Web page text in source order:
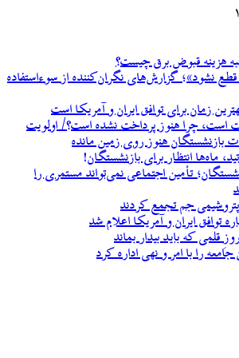
هزینه قبوض برق چیست؟
نشود»؛ گزارش‌های نگران‌کننده از سوءاستفاده
زمان برای توافق ایران و آمریکا است
است، چرا هنوز پرداخت نشده است؟/ اولویت
بازنشستگان هنوز روی زمین مانده
ماه‌ها انتظار برای بازنشستگان!
تأمین اجتماعی نمی‌تواند مستمری را
جم تجمع کردند
توافق ایران و آمریکا اعلام شد
قلمی که باید بیدار بماند
را با امر و نهی اداره کرد